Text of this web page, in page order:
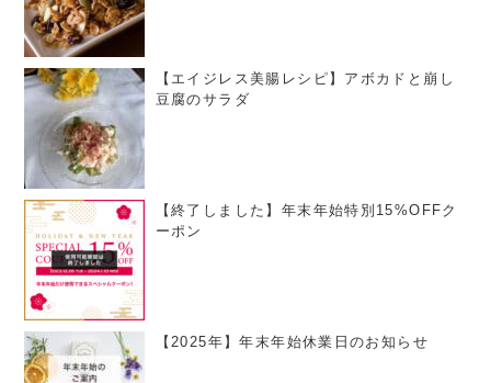
【エイジレス美腸レシピ】アボカドと崩し
豆腐のサラダ
【終了しました】年末年始特別15%OFFク
ーポン
【2025年】年末年始休業日のお知らせ